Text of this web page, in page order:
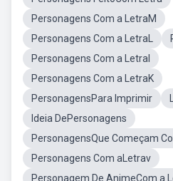
Personagens Com a LetraM
Personagens Com a LetraL
Personagens Com a LetraI
Personagens Com a LetraK
PersonagensPara Imprimir
Ideia DePersonagens
PersonagensQue Começam
Personagens Com aLetrav
Personagem De AnimeCom a